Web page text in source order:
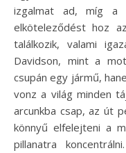
izgalmat ad, míg a
elköteleződést hoz
találkozik, valami
Davidson, mint a
csupán egy jármű,
vonz a világ minden
arcunkba csap, az út
könnyű elfelejteni a
pillanatra